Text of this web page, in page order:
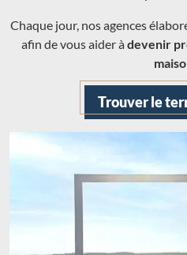
Chaque jour, nos agences
afin de vous aider àdevenir
Trouver le